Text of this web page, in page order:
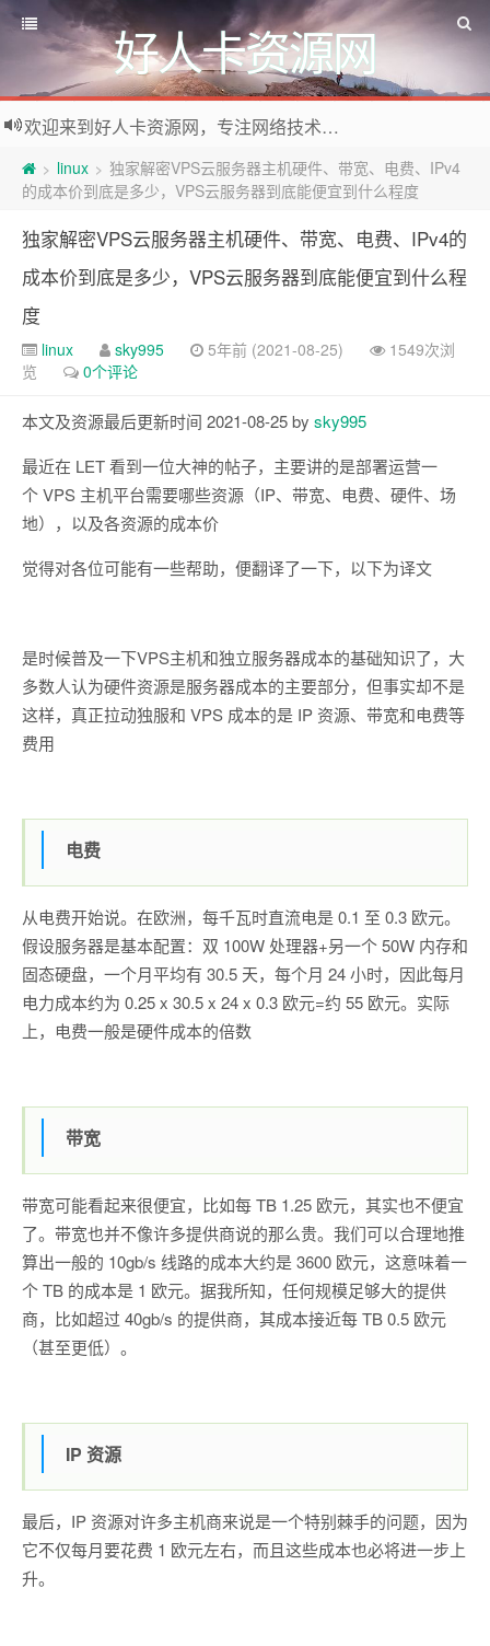
好人卡资源网
欢迎来到好人卡资源网，专注网络技术资源收集，我们不仅是网络资源的搬运工，也生产原创资源。寻找资源请留言或关注公众号:烈日下的男人
> linux > 独家解密VPS云服务器主机硬件、带宽、电费、IPv4
的成本价到底是多少，VPS云服务器到底能便宜到什么程度
独家解密VPS云服务器主机硬件、带宽、电费、IPv4的
成本价到底是多少，VPS云服务器到底能便宜到什么程
度
linux sky995 5年前 (2021-08-25)
1549次浏
览
0个评论
本文及资源最后更新时间 2021-08-25 by sky995
最近在 LET 看到一位大神的帖子，主要讲的是部署运营一
个 VPS 主机平台需要哪些资源（IP、带宽、电费、硬件、场
地），以及各资源的成本价
觉得对各位可能有一些帮助，便翻译了一下，以下为译文
是时候普及一下VPS主机和独立服务器成本的基础知识了，大
多数人认为硬件资源是服务器成本的主要部分，但事实却不是
这样，真正拉动独服和 VPS 成本的是 IP 资源、带宽和电费等
费用
电费
从电费开始说。在欧洲，每千瓦时直流电是 0.1 至 0.3 欧元。
假设服务器是基本配置：双 100W 处理器+另一个 50W 内存和
固态硬盘，一个月平均有 30.5 天，每个月 24 小时，因此每月
电力成本约为 0.25 x 30.5 x 24 x 0.3 欧元=约 55 欧元。实际
上，电费一般是硬件成本的倍数
带宽
带宽可能看起来很便宜，比如每 TB 1.25 欧元，其实也不便宜
了。带宽也并不像许多提供商说的那么贵。我们可以合理地推
算出一般的 10gb/s 线路的成本大约是 3600 欧元，这意味着一
个 TB 的成本是 1 欧元。据我所知，任何规模足够大的提供
商，比如超过 40gb/s 的提供商，其成本接近每 TB 0.5 欧元
（甚至更低）。
IP 资源
最后，IP 资源对许多主机商来说是一个特别棘手的问题，因为
它不仅每月要花费 1 欧元左右，而且这些成本也必将进一步上
升。